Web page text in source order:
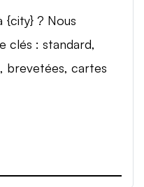
{city} ? Nous
clés : standard,
brevetées, cartes